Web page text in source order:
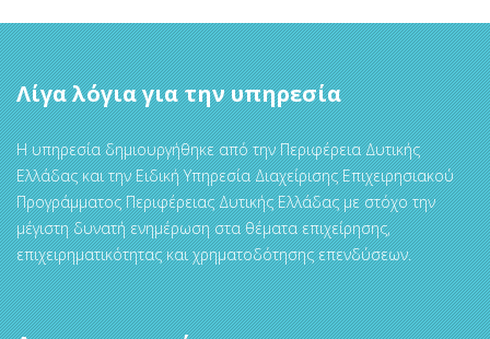
Λίγα λόγια για την υπηρεσία
Η υπηρεσία δημιουργήθηκε από την Περιφέρεια Δυτικής
Ελλάδας και την Ειδική Υπηρεσία Διαχείρισης Επιχειρησιακού
Προγράμματος Περιφέρειας Δυτικής Ελλάδας με στόχο την
μέγιστη δυνατή ενημέρωση στα θέματα επιχείρησης,
επιχειρηματικότητας και χρηματοδότησης επενδύσεων.